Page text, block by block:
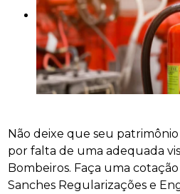
Não deixe que seu
por falta de uma adequada
Bombeiros. Faça uma
Sanches Regularizações e